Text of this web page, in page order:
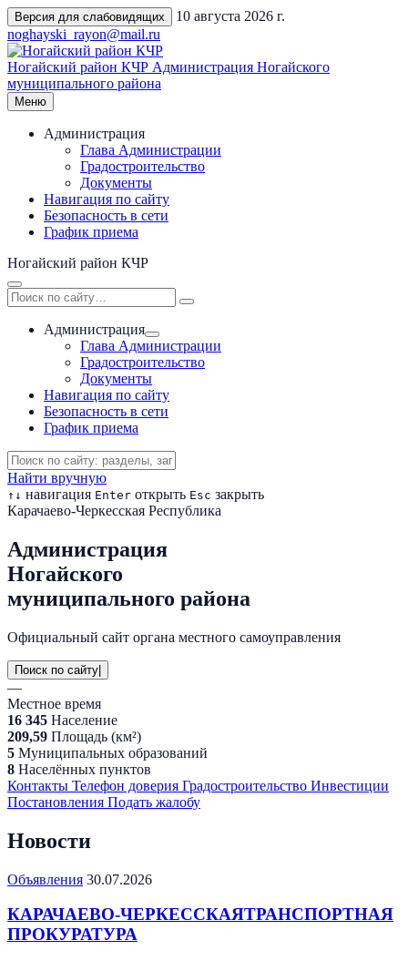
Перейти
к
содержимому
Версия для слабовидящих
10 августа 2026 г.
noghayski_rayon@mail.ru
Ногайский район КЧР Администрация Ногайского
муниципального района
Меню
Администрация
Глава Администрации
Градостроительство
Документы
Навигация по сайту
Безопасность в сети
График приема
Ногайский район КЧР
Администрация
Глава Администрации
Градостроительство
Документы
Навигация по сайту
Безопасность в сети
График приема
Найти вручную
↑ ↓ навигация Enter открыть Esc закрыть
Карачаево-Черкесская Республика
Администрация
Ногайского
муниципального района
Официальный сайт органа местного самоуправления
Поиск по сайту
—
Местное время
16 345 Население
209,59 Площадь (км²)
5 Муниципальных образований
8 Населённых пунктов
Контакты Телефон доверия Градостроительство Инвестиции
Постановления Подать жалобу
Новости
Объявления 30.07.2026
КАРАЧАЕВО-ЧЕРКЕССКАЯТРАНСПОРТНАЯ
ПРОКУРАТУРА